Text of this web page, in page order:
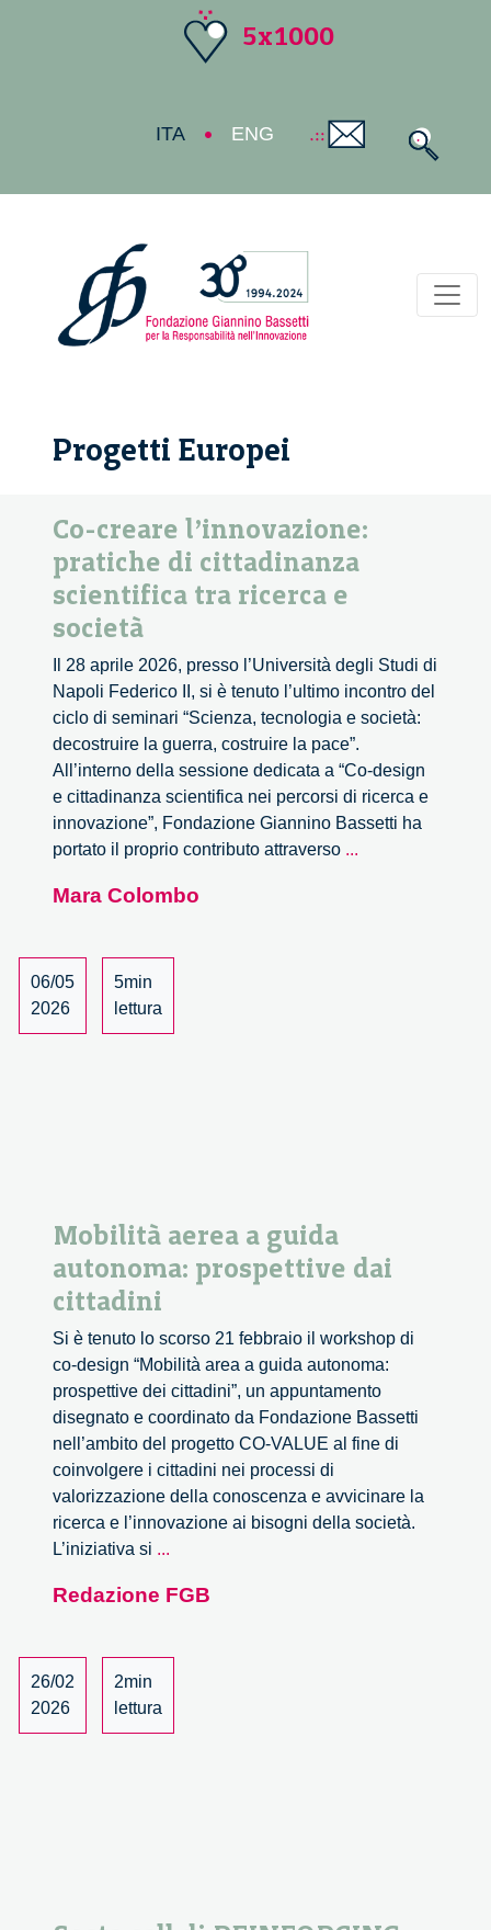
5x1000
ITA ENG
Progetti Europei
Co-creare l’innovazione:
pratiche di cittadinanza
scientifica tra ricerca e
società
Il 28 aprile 2026, presso l’Università degli Studi di
Napoli Federico II, si è tenuto l’ultimo incontro del
ciclo di seminari “Scienza, tecnologia e società:
decostruire la guerra, costruire la pace”.
All’interno della sessione dedicata a “Co-design
e cittadinanza scientifica nei percorsi di ricerca e
innovazione”, Fondazione Giannino Bassetti ha
portato il proprio contributo attraverso ...
Mara Colombo
06/05
2026
5min
lettura
Mobilità aerea a guida
autonoma: prospettive dai
cittadini
Si è tenuto lo scorso 21 febbraio il workshop di
co-design “Mobilità area a guida autonoma:
prospettive dei cittadini”, un appuntamento
disegnato e coordinato da Fondazione Bassetti
nell’ambito del progetto CO-VALUE al fine di
coinvolgere i cittadini nei processi di
valorizzazione della conoscenza e avvicinare la
ricerca e l’innovazione ai bisogni della società.
L’iniziativa si ...
a
autonoma:
cittadini
Redazione FGB
26/02
2026
2min
lettura